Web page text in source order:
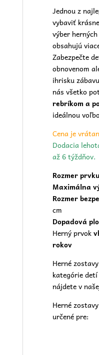
Jednou z
vybaviť
výber
obsahujú
Zabezpečte
obnovenom
ihrisku
nás všetko
rebríkom a
ideálnou
Cena je
Dodacia
až 6 týždňov.
Rozmer
Maximálna
Rozmer
cm
Dopadová
Herný prvok
rokov
Herné
kategórie
nájdete v
Herné
určené pre: